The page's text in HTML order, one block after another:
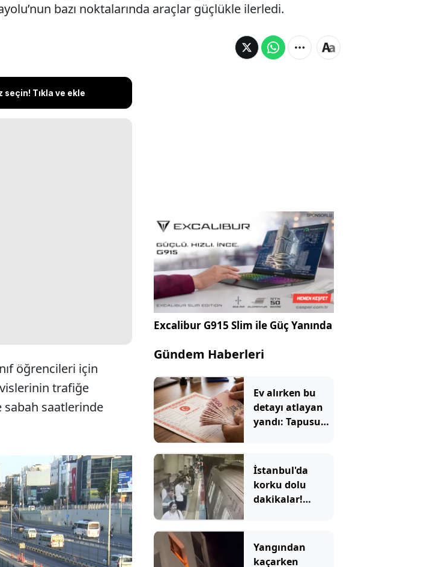
bazı noktalarında araçlar güçlükle ilerledi.
seçin! Tıkla ve ekle
öğrencileri için
trafiğe
sabah saatlerinde
Excalibur G915 Slim ile Güç Yanında
Gündem Haberleri
Ev alırken bu
detayı atlayan
yandı: Tapusunu
İstanbul'da
korku dolu
dakikalar!
düştüğü anlar
ortaya çıktı
Yangından
kaçarken